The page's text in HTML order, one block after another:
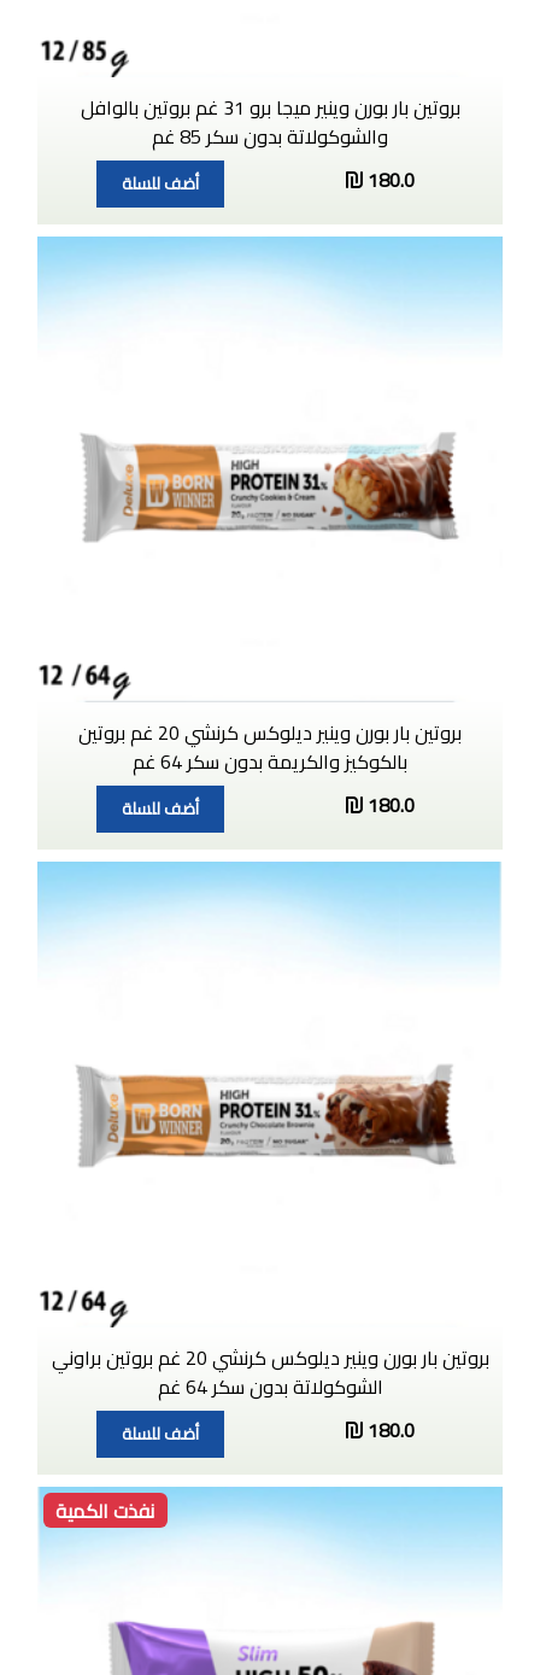
بروتين بار بورن وينير ميجا برو 31 غم بروتين بالوافل
والشوكولاتة بدون سكر 85 غم
180.0
أضف للسلة
بروتين بار بورن وينير ديلوكس كرنشي 20 غم بروتين
بالكوكيز والكريمة بدون سكر 64 غم
180.0
أضف للسلة
بروتين بار بورن وينير ديلوكس كرنشي 20 غم بروتين براوني
الشوكولاتة بدون سكر 64 غم
180.0
أضف للسلة
نفذت الكمية